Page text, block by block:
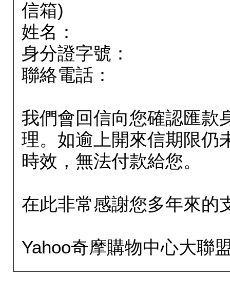
信箱)
姓名：
身分證字號：
聯絡電話：
我們會回信向您確認匯款
理。如逾上開來信期限仍
時效，無法付款給您。
在此非常感謝您多年來的
Yahoo奇摩購物中心大